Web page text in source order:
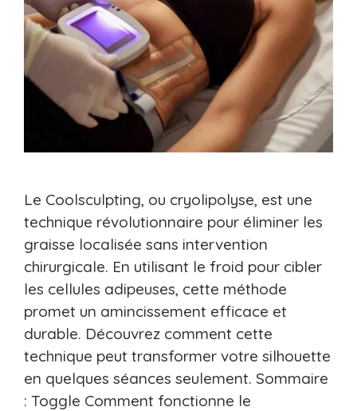
Le Coolsculpting, ou cryolipolyse, est une
technique révolutionnaire pour éliminer les
graisse localisée sans intervention
chirurgicale. En utilisant le froid pour cibler
les cellules adipeuses, cette méthode
promet un amincissement efficace et
durable. Découvrez comment cette
technique peut transformer votre silhouette
en quelques séances seulement. Sommaire
: Toggle Comment fonctionne le